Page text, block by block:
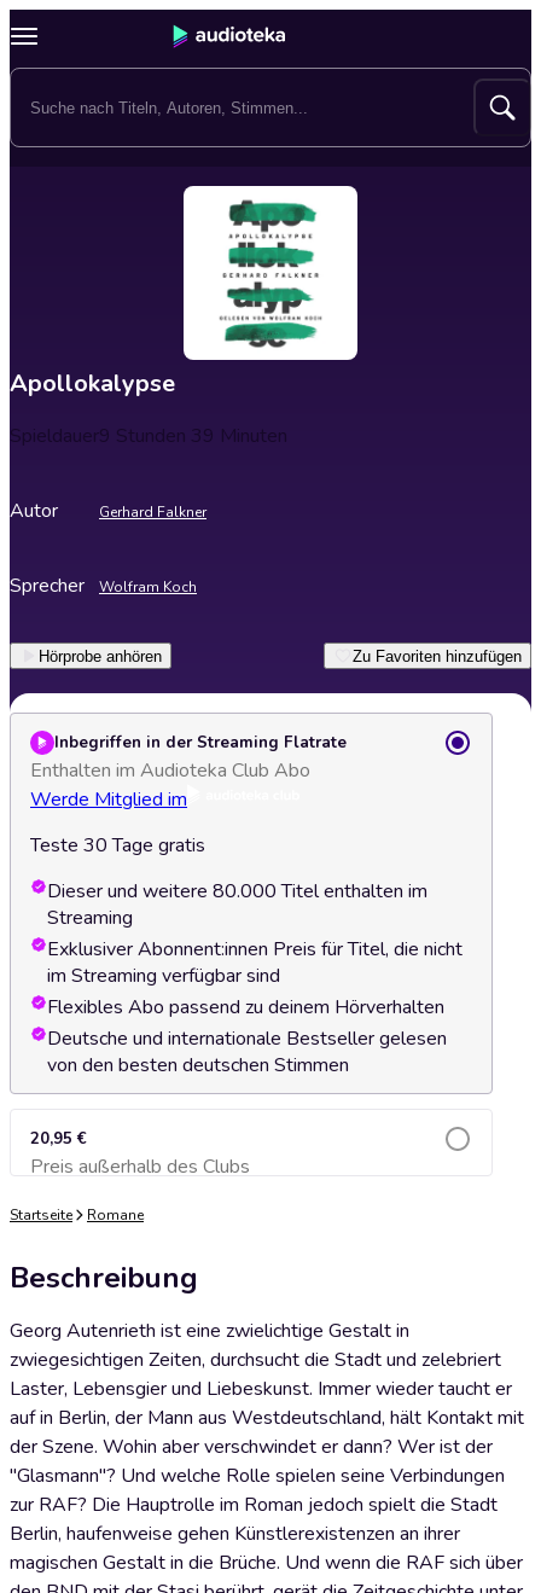
Apollokalypse
Spieldauer9 Stunden 39 Minuten
Autor Gerhard Falkner
Sprecher Wolfram Koch
Hörprobe anhören Zu Favoriten hinzufügen
Inbegriffen in der Streaming Flatrate
Enthalten im Audioteka Club Abo
Werde Mitglied im
Teste 30 Tage gratis
Dieser und weitere 80.000 Titel enthalten im
Streaming
Exklusiver Abonnent:innen Preis für Titel, die nicht
im Streaming verfügbar sind
Flexibles Abo passend zu deinem Hörverhalten
Deutsche und internationale Bestseller gelesen
von den besten deutschen Stimmen
20,95 €
Preis außerhalb des ClubsZum Warenkorb hinzufügen
Startseite Romane
Beschreibung
Georg Autenrieth ist eine zwielichtige Gestalt in
zwiegesichtigen Zeiten, durchsucht die Stadt und zelebriert
Laster, Lebensgier und Liebeskunst. Immer wieder taucht er
auf in Berlin, der Mann aus Westdeutschland, hält Kontakt mit
der Szene. Wohin aber verschwindet er dann? Wer ist der
"Glasmann"? Und welche Rolle spielen seine Verbindungen
zur RAF? Die Hauptrolle im Roman jedoch spielt die Stadt
Berlin, haufenweise gehen Künstlerexistenzen an ihrer
magischen Gestalt in die Brüche. Und wenn die RAF sich über